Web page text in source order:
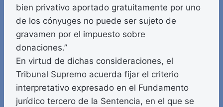
bien privativo aportado gratuitamente por uno
de los cónyuges no puede ser sujeto de
gravamen por el impuesto sobre
donaciones.”
En virtud de dichas consideraciones, el
Tribunal Supremo acuerda fijar el criterio
interpretativo expresado en el Fundamento
jurídico tercero de la Sentencia, en el que se